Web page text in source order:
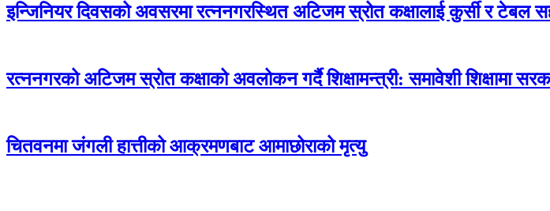
इन्जिनियर दिवसको अवसरमा रत्ननगरस्थित अटिजम स्रोत कक्षालाई कुर्सी र टेबल
रत्ननगरको अटिजम स्रोत कक्षाको अवलोकन गर्दै शिक्षामन्त्री: समावेशी शिक्षामा
चितवनमा जंगली हात्तीको आक्रमणबाट आमाछोराको मृत्यु